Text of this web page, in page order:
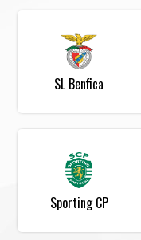
SL Benfica
Sporting CP